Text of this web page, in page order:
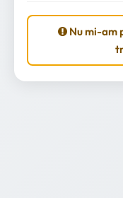
Nu mi-am